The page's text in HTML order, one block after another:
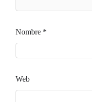
Nombre *
Web